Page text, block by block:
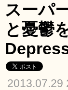
スーパ
と憂鬱
2013.07.29